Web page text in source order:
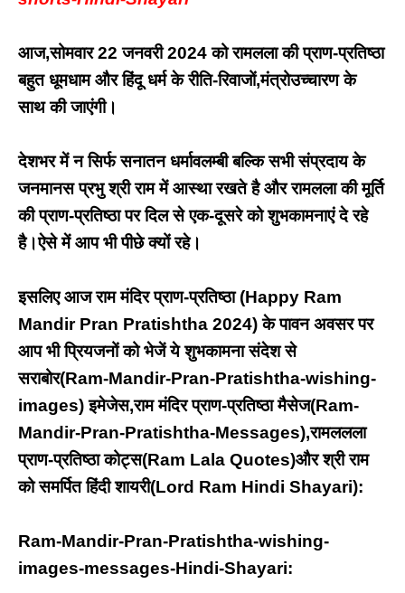
आज,सोमवार 22 जनवरी 2024 को रामलला की प्राण-प्रतिष्ठा
बहुत धूमधाम और हिंदू धर्म के रीति-रिवाजों,मंत्रोउच्चारण के
साथ की जाएंगी।
देशभर में न सिर्फ सनातन धर्मावलम्बी बल्कि सभी संप्रदाय के
जनमानस प्रभु श्री राम में आस्था रखते है और रामलला की मूर्ति
की प्राण-प्रतिष्ठा पर दिल से एक-दूसरे को शुभकामनाएं दे रहे
है।ऐसे में आप भी पीछे क्यों रहे।
इसलिए आज राम मंदिर प्राण-प्रतिष्ठा (Happy Ram
Mandir Pran Pratishtha 2024) के पावन अवसर पर
आप भी प्रियजनों को भेजें ये शुभकामना संदेश से
सराबोर(Ram-Mandir-Pran-Pratishtha-wishing-
images) इमेजेस,राम मंदिर प्राण-प्रतिष्ठा मैसेज(Ram-
Mandir-Pran-Pratishtha-Messages),रामललला
प्राण-प्रतिष्ठा कोट्स(Ram Lala Quotes)और श्री राम
को समर्पित हिंदी शायरी(Lord Ram Hindi Shayari):
Ram-Mandir-Pran-Pratishtha-wishing-
images-messages-Hindi-Shayari: